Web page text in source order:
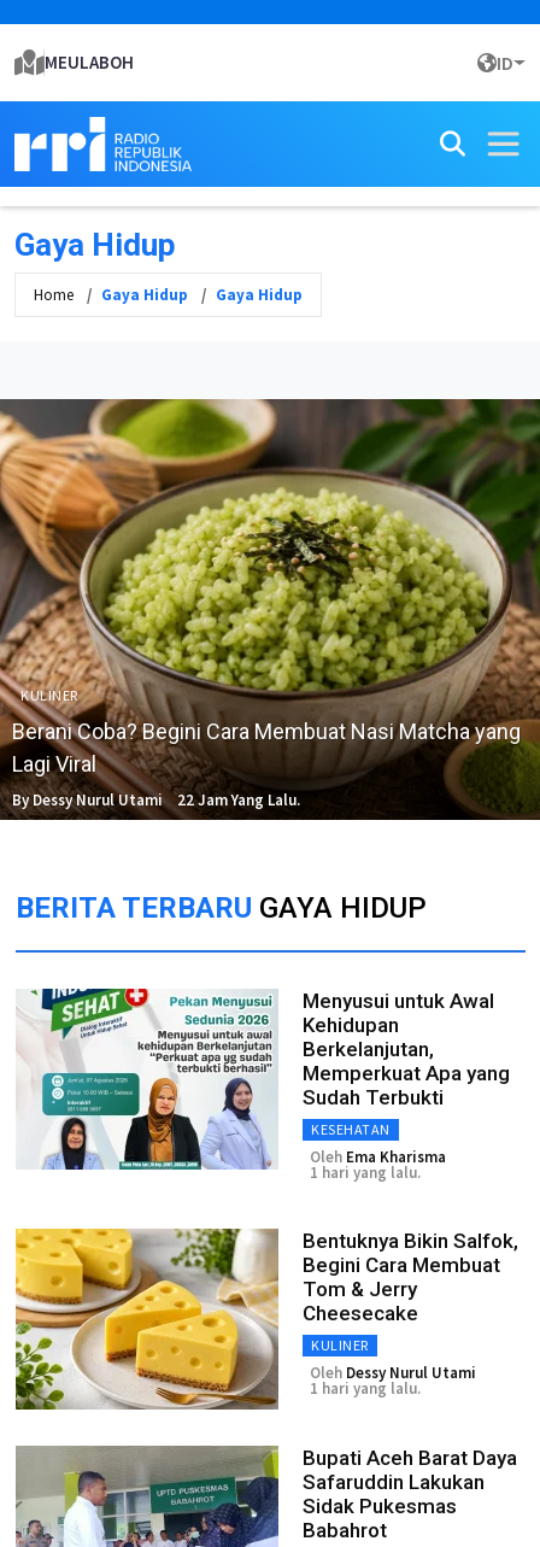
MEULABOH ID
Gaya Hidup
Home Gaya Hidup Gaya Hidup
KULINER
Berani Coba? Begini Cara Membuat Nasi Matcha yang
Lagi Viral
By Dessy Nurul Utami 22 Jam Yang Lalu.
BERITA TERBARU GAYA HIDUP
Menyusui untuk Awal
Kehidupan
Berkelanjutan,
Memperkuat Apa yang
Sudah Terbukti
KESEHATAN
Oleh Ema Kharisma
1 hari yang lalu.
Bentuknya Bikin Salfok,
Begini Cara Membuat
Tom & Jerry
Cheesecake
KULINER
Oleh Dessy Nurul Utami
1 hari yang lalu.
Bupati Aceh Barat Daya
Safaruddin Lakukan
Sidak Pukesmas
Babahrot